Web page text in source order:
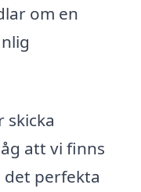
om en
skicka
att vi finns
perfekta